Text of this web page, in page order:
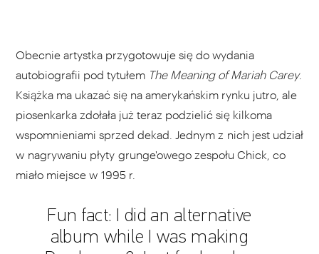
Obecnie artystka przygotowuje się do wydania
autobiografii pod tytułem The Meaning of Mariah Carey.
Książka ma ukazać się na amerykańskim rynku jutro, ale
piosenkarka zdołała już teraz podzielić się kilkoma
wspomnieniami sprzed dekad. Jednym z nich jest udział
w nagrywaniu płyty grunge'owego zespołu Chick, co
miało miejsce w 1995 r.
Fun fact: I did an alternative
album while I was making